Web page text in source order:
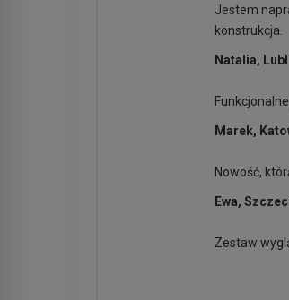
Jestem
konstrukcja.
Natalia,
Marek,
Nowość,
Ewa,
Zestaw